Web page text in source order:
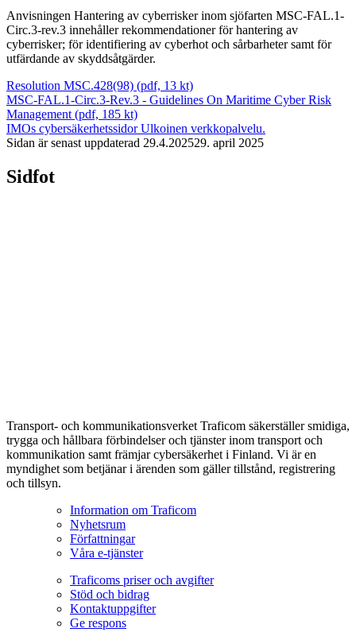
Anvisningen Hantering av cyberrisker inom sjöfarten MSC-FAL.1-
Circ.3-rev.3 innehåller rekommendationer för hantering av
cyberrisker; för identifiering av cyberhot och sårbarheter samt för
utfärdande av skyddsåtgärder.
Resolution MSC.428(98) (pdf, 13 kt)
MSC-FAL.1-Circ.3-Rev.3 - Guidelines On Maritime Cyber Risk
Management (pdf, 185 kt)
IMOs cybersäkerhetssidor Ulkoinen verkkopalvelu.
Sidan är senast uppdaterad 29.4.202529. april 2025
Sidfot
Transport- och kommunikationsverket Traficom säkerställer smidiga,
trygga och hållbara förbindelser och tjänster inom transport och
kommunikation samt främjar cybersäkerhet i Finland. Vi är en
myndighet som betjänar i ärenden som gäller tillstånd, registrering
och tillsyn.
Information om Traficom
Nyhetsrum
Författningar
Våra e-tjänster
Traficoms priser och avgifter
Stöd och bidrag
Kontaktuppgifter
Ge respons